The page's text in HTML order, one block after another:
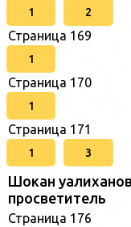
1 2
Страница 169
1
Страница 170
1
Страница 171
1 3
Шокан
просветитель
Страница 176